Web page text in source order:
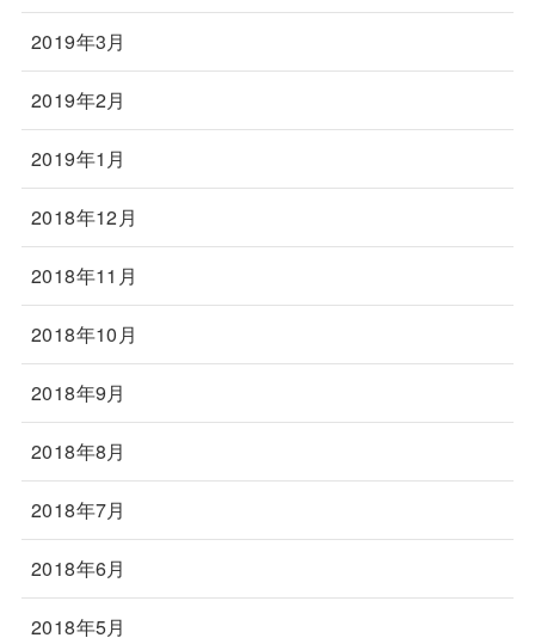
2019年3月
2019年2月
2019年1月
2018年12月
2018年11月
2018年10月
2018年9月
2018年8月
2018年7月
2018年6月
2018年5月